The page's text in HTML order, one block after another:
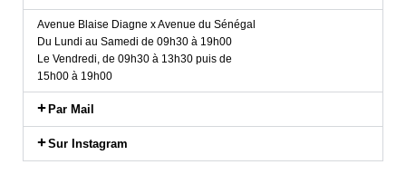
Avenue Blaise Diagne x Avenue du Sénégal
Du Lundi au Samedi de 09h30 à 19h00
Le Vendredi, de 09h30 à 13h30 puis de
15h00 à 19h00
Par Mail
Sur Instagram